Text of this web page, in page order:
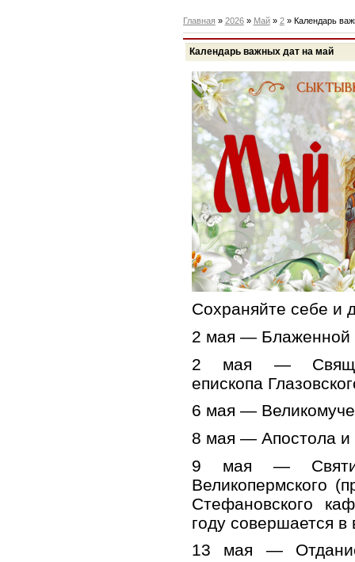
Главная » 2026 » Май » 2» Календарь
Календарь важных дат на май
Сохраняйте себе и
2 мая — Блаженной
2 мая —
епископа
6 мая —
8 мая — Апостола и
9 мая —
Великопермского
Стефановского
году совершается
13 мая — Отдание